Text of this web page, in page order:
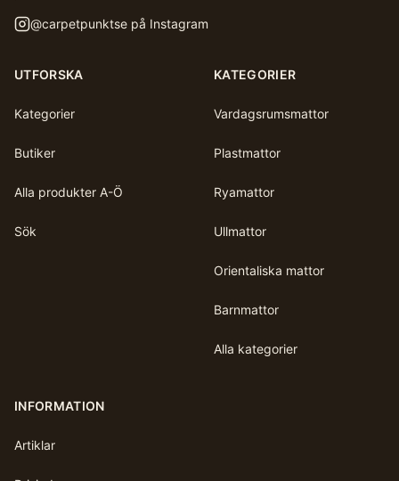
@carpetpunktse på Instagram
UTFORSKA
Kategorier
Butiker
Alla produkter A-Ö
Sök
KATEGORIER
Vardagsrumsmattor
Plastmattor
Ryamattor
Ullmattor
Orientaliska mattor
Barnmattor
Alla kategorier
INFORMATION
Artiklar